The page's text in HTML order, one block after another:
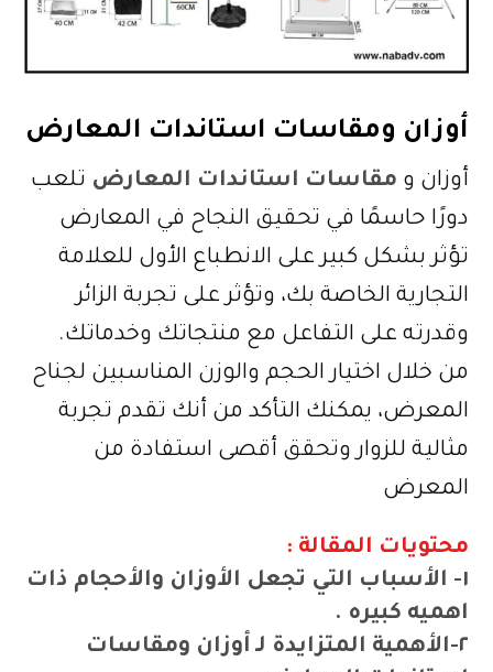
أوزان ومقاسات استاندات المعارض
أوزان و مقاسات استاندات المعارض تلعب
دورًا حاسمًا في تحقيق النجاح في المعارض
تؤثر بشكل كبير على الانطباع الأول للعلامة
التجارية الخاصة بك، وتؤثر على تجربة الزائر
وقدرته على التفاعل مع منتجاتك وخدماتك.
من خلال اختيار الحجم والوزن المناسبين لجناح
المعرض، يمكنك التأكد من أنك تقدم تجربة
مثالية للزوار وتحقق أقصى استفادة من
المعرض
محتويات المقالة :
١- الأسباب التي تجعل الأوزان والأحجام ذات
اهميه كبيره .
٢- الأهمية المتزايدة لـ أوزان ومقاسات